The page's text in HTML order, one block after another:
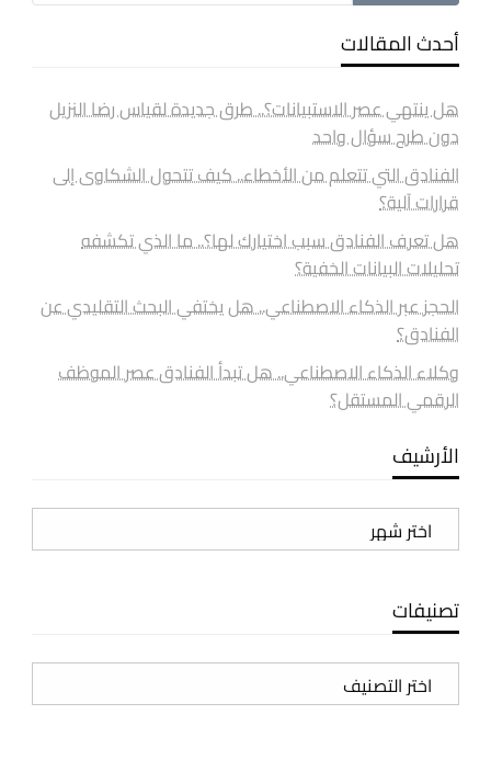
أحدث المقالات
هل ينتهي عصر الاستبيانات؟.. طرق جديدة لقياس رضا النزيل
دون طرح سؤال واحد
الفنادق التي تتعلم من الأخطاء.. كيف تتحول الشكاوى إلى
قرارات آلية؟
هل تعرف الفنادق سبب اختيارك لها؟.. ما الذي تكشفه
تحليلات البيانات الخفية؟
الحجز عبر الذكاء الاصطناعي.. هل يختفي البحث التقليدي عن
الفنادق؟
وكلاء الذكاء الاصطناعي.. هل تبدأ الفنادق عصر الموظف
الرقمي المستقل؟
الأرشيف
الأرشيف
تصنيفات
تصنيفات